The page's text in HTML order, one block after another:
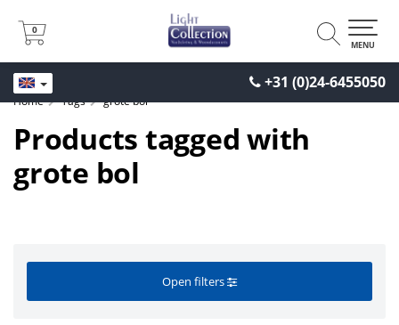
+31 (0)24-6455050
0
0
MENU
Home Tags grote bol
Products tagged with
grote bol
Open filters